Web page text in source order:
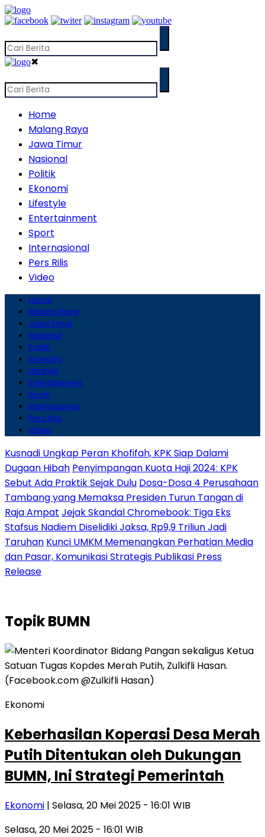
✖
Home
Malang Raya
Jawa Timur
Nasional
Politik
Ekonomi
Lifestyle
Entertainment
Sport
Internasional
Pers Rilis
Video
Home
Malang Raya
Jawa Timur
Nasional
Politik
Ekonomi
Lifestyle
Entertainment
Sport
Internasional
Pers Rilis
Video
Kusnadi Ungkap Peran Khofifah, KPK Siap Dalami
Dugaan Hibah Penyimpangan Kuota Haji 2024: KPK
Sebut Ada Praktik Sejak Dulu Dosa-Dosa 4 Perusahaan
Tambang yang Memaksa Presiden Turun Tangan di
Raja Ampat Jejak Skandal Chromebook: Tiga Eks
Stafsus Nadiem Diselidiki Jaksa, Rp9,9 Triliun Jadi
Taruhan Kunci UMKM Memenangkan Perhatian Media
dan Pasar, Komunikasi Strategis Publikasi Press
Release
TopikBUMN
Ekonomi
Keberhasilan Koperasi Desa Merah
Putih Ditentukan oleh Dukungan
BUMN, Ini Strategi Pemerintah
Ekonomi | Selasa, 20 Mei 2025 - 16:01 WIB
Selasa, 20 Mei 2025 - 16:01 WIB